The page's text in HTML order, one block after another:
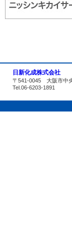
日新化成株式会社
〒541-0045 大阪市中
Tel.06-6203-1891